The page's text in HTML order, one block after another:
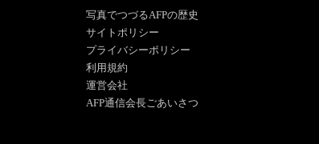
写真でつづるAFPの歴史
サイトポリシー
プライバシーポリシー
利用規約
運営会社
AFP通信会長ごあいさつ